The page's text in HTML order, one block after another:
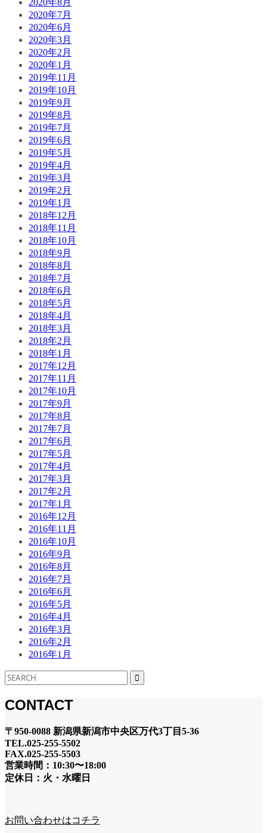
2020年7月
2020年6月
2020年3月
2020年2月
2020年1月
2019年11月
2019年10月
2019年9月
2019年8月
2019年7月
2019年6月
2019年5月
2019年4月
2019年3月
2019年2月
2019年1月
2018年12月
2018年11月
2018年10月
2018年9月
2018年8月
2018年7月
2018年6月
2018年5月
2018年4月
2018年3月
2018年2月
2018年1月
2017年12月
2017年11月
2017年10月
2017年9月
2017年8月
2017年7月
2017年6月
2017年5月
2017年4月
2017年3月
2017年2月
2017年1月
2016年12月
2016年11月
2016年10月
2016年9月
2016年8月
2016年7月
2016年6月
2016年5月
2016年4月
2016年3月
2016年2月
2016年1月
CONTACT
〒950-0088 新潟県新潟市中央区万代3丁目5-36
TEL.025-255-5502
FAX.025-255-5503
営業時間：10:30〜18:00
定休日：火・水曜日
お問い合わせはコチラ